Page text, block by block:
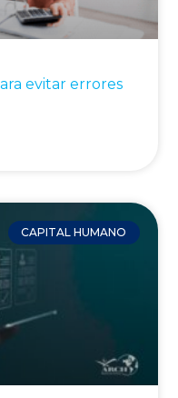
evitar errores
CAPITAL HUMANO